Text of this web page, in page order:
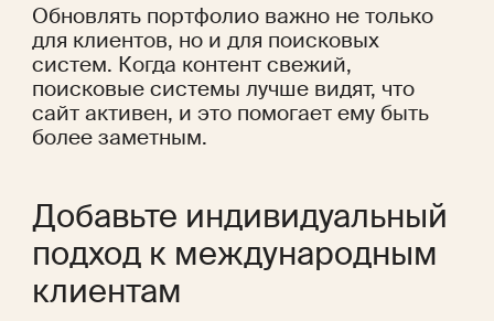
Обновлять портфолио важно не только
для клиентов, но и для поисковых
систем. Когда контент свежий,
поисковые системы лучше видят, что
сайт активен, и это помогает ему быть
более заметным.
Добавьте индивидуальный
подход к международным
клиентам